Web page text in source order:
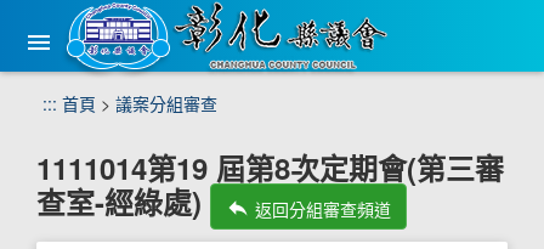
機
::: 首頁 > 議案分組審查
1111014第19 屆第8次定期會(第三審
查室-經綠處)
reply 返回分組審查頻道